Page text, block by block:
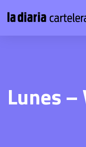
Lunes